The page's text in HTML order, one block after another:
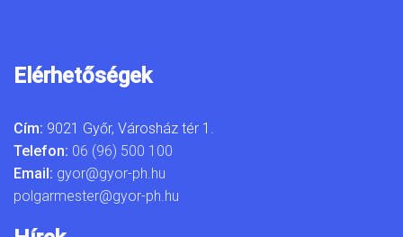
Elérhetőségek
Cím: 9021 Győr, Városház tér 1.
Telefon: 06 (96) 500 100
Email: gyor@gyor-ph.hu
polgarmester@gyor-ph.hu